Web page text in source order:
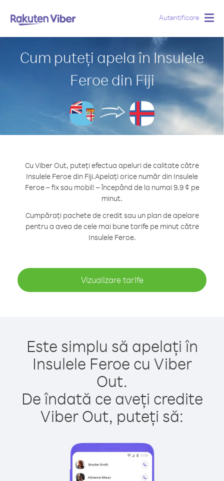
Autentificare
Cum puteți apela în Insulele
Feroe din Fiji
Cu Viber Out, puteți efectua apeluri de calitate către
Insulele Feroe din Fiji.Apelați orice număr din Insulele
Feroe – fix sau mobil! – începând de la numai 9.9 ¢ pe
minut.
Cumpărați pachete de credit sau un plan de apelare
pentru a avea de cele mai bune tarife pe minut către
Insulele Feroe.
Vizualizare tarife
Este simplu să apelați în
Insulele Feroe cu Viber
Out.
De îndată ce aveți credite
Viber Out, puteți să: